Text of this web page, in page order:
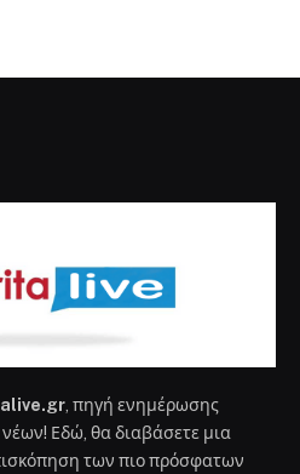
, πηγή ενημέρωσης
Εδώ, θα διαβάσετε μια
των πιο πρόσφατων